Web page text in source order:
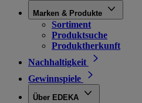
Marken & Produkte
Sortiment
Produktsuche
Produktherkunft
Nachhaltigkeit
Gewinnspiele
Über EDEKA